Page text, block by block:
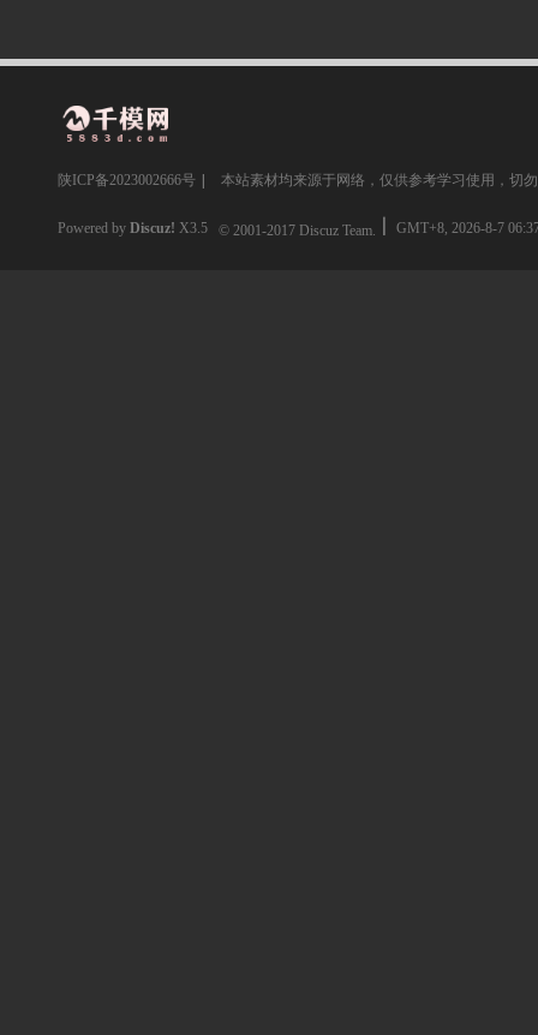
陕ICP备2023002666号 本站素材均来源于网络，仅供参考学习使用，切
Powered by Discuz! X3.5 © 2001-2017 Discuz Team. GMT+8, 2026-8-7